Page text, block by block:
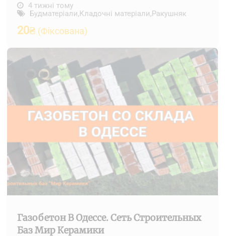
4 тижні тому
Будматеріали,Кладочні матеріали,Ракушняк
20₴ (Фіксована)
Газобетон В Одессе. Сеть Строительных
Баз Мир Керамики